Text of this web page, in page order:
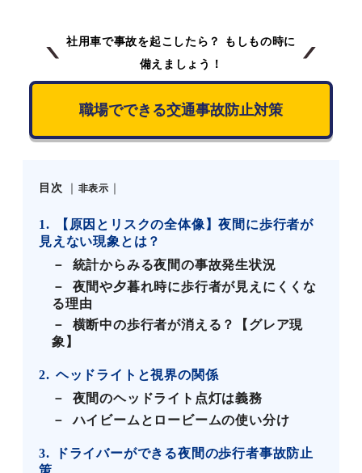
社用車で事故を起こしたら？ もしもの時に
備えましょう！
職場でできる交通事故防止対策
目次 非表示
1
【原因とリスクの全体像】夜間に歩行者が
見えない現象とは？
統計からみる夜間の事故発生状況
夜間や夕暮れ時に歩行者が見えにくくな
る理由
横断中の歩行者が消える？【グレア現
象】
2
ヘッドライトと視界の関係
夜間のヘッドライト点灯は義務
ハイビームとロービームの使い分け
3
ドライバーができる夜間の歩行者事故防止
策